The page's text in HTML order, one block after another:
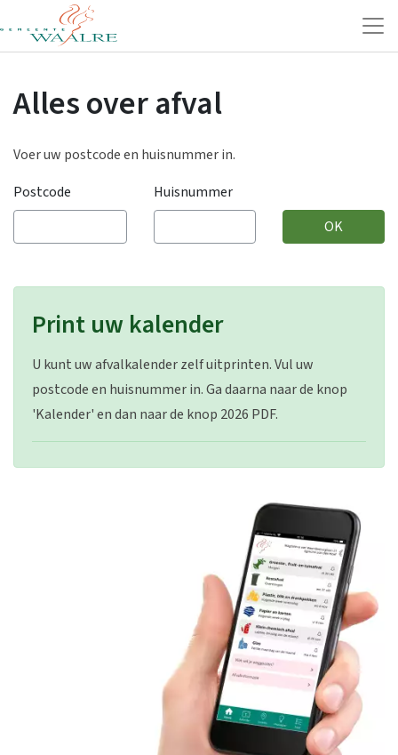
Naar hoofdinhoud
Alles over afval
Voer uw postcode en huisnummer in.
Postcode
Huisnummer
OK
Print uw kalender
U kunt uw afvalkalender zelf uitprinten. Vul uw
postcode en huisnummer in. Ga daarna naar de knop
'Kalender' en dan naar de knop 2026 PDF.